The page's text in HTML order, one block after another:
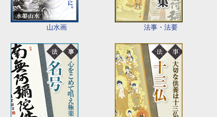
山水画 法事・法要